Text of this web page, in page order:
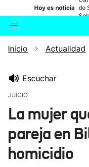
Hoy es noticia de
Buscador
Inicio Actualidad
Escuchar
JUICIO
La mujer
pareja en
homicidio